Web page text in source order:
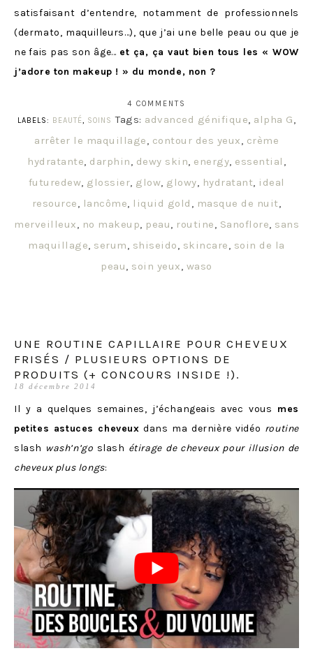
satisfaisant d’entendre, notamment de professionnels
(dermato, maquilleurs…), que j’ai une belle peau ou que je
ne fais pas son âge… et ça, ça vaut bien tous les « WOW
j’adore ton makeup ! » du monde, non ?
4 COMMENTS
LABELS: BEAUTÉ, SOINS Tags: advanced génifique, alpha G,
arrêter le maquillage, contour des yeux, crème
hydratante, darphin, dewy skin, energy, essential ,
futuredew, glossier, glow, glowy, hydratant, ideal
resource, lancôme, liquid gold , masque de nuit,
merveilleux, no makeup, peau, routine, Sanoflore, sans
maquillage, serum, shiseido, skincare, soin de la
peau, soin yeux, waso
UNE ROUTINE CAPILLAIRE POUR CHEVEUX
FRISÉS / PLUSIEURS OPTIONS DE
PRODUITS (+ CONCOURS INSIDE !).
18 décembre 2014
Il y a quelques semaines, j’échangeais avec vous mes
petites astuces cheveux dans ma dernière vidéo routine
slash wash’n’go slash étirage de cheveux pour illusion de
cheveux plus longs: